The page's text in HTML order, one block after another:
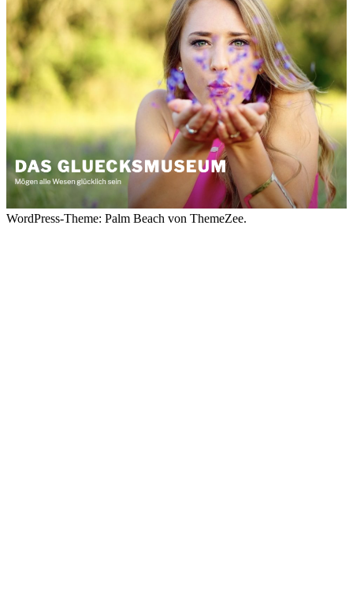
WordPress-Theme: Palm Beach von ThemeZee.